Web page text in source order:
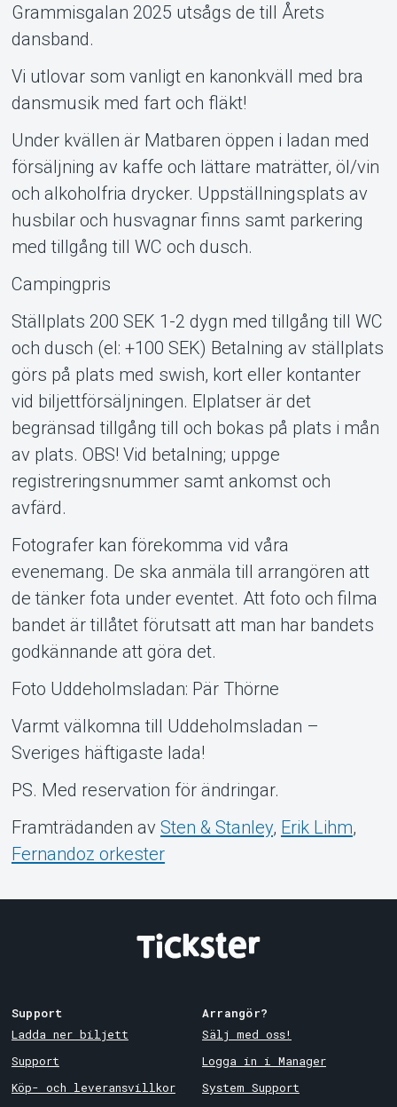
Grammisgalan 2025 utsågs de till Årets
dansband.
Vi utlovar som vanligt en kanonkväll med bra
dansmusik med fart och fläkt!
Under kvällen är Matbaren öppen i ladan med
försäljning av kaffe och lättare maträtter, öl/vin
och alkoholfria drycker. Uppställningsplats av
husbilar och husvagnar finns samt parkering
med tillgång till WC och dusch.
Campingpris
Ställplats 200 SEK 1-2 dygn med tillgång till WC
och dusch (el: +100 SEK) Betalning av ställplats
görs på plats med swish, kort eller kontanter
vid biljettförsäljningen. Elplatser är det
begränsad tillgång till och bokas på plats i mån
av plats. OBS! Vid betalning; uppge
registreringsnummer samt ankomst och
avfärd.
Fotografer kan förekomma vid våra
evenemang. De ska anmäla till arrangören att
de tänker fota under eventet. Att foto och filma
bandet är tillåtet förutsatt att man har bandets
godkännande att göra det.
Foto Uddeholmsladan: Pär Thörne
Varmt välkomna till Uddeholmsladan –
Sveriges häftigaste lada!
PS. Med reservation för ändringar.
Framträdanden av Sten & Stanley, Erik Lihm,
Fernandoz orkester
Support
Ladda ner biljett
Support
Köp- och leveransvillkor
Arrangör?
Sälj med oss!
Logga in i Manager
System Support